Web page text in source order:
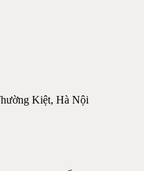
Kiệt, Hà Nội